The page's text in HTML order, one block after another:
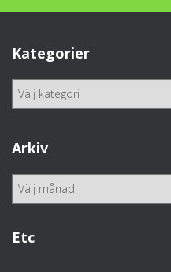
Kategorier
g
o
i
r
Arkiv
A
iEtc